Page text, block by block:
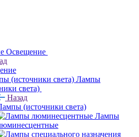
Освещение
Лампы
света)
Назад
(источники света)
Лампы